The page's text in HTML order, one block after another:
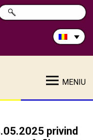
MENIU
privind